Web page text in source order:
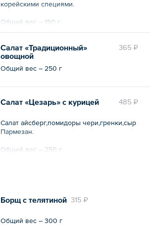
корейскими специями.
Общий вес – 150 г
365 ₽
Салат «Традиционный»
овощной
Общий вес – 250 г
485 ₽
Салат «Цезарь» с курицей
Салат айсберг,помидоры чери,гренки,сыр
Пармезан.
Общий вес – 250 г
315 ₽
Борщ с телятиной
Общий вес – 300 г